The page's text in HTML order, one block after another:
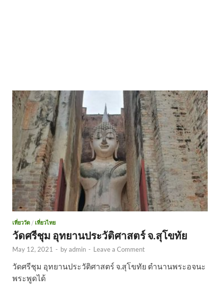
เที่ยววัด / เที่ยวไทย
วัดศรีชุม อุทยานประวัติศาสตร์ จ.สุโขทัย
May 12, 2021 - byadmin - Leave a Comment
วัดศรีชุม อุทยานประวัติศาสตร์ จ.สุโขทัย ตำนานพระอจนะ
พระพูดได้